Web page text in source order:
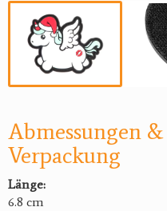
Abmessungen
Verpackung
Länge:
6.8 cm